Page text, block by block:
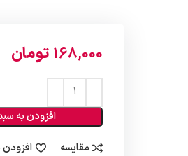
168,000 تومان
افزودن به
مقایسه افزودن